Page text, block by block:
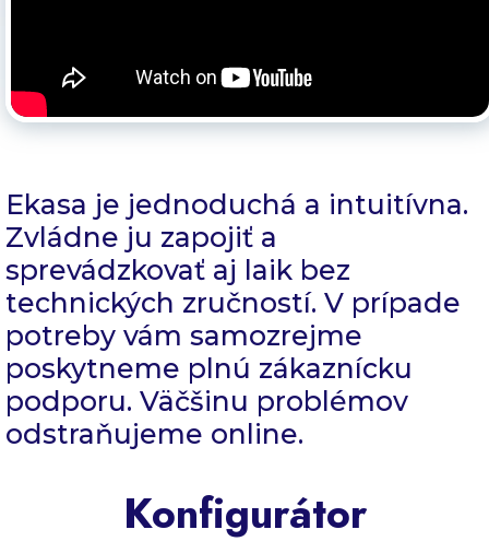
Ekasa je jednoduchá a intuitívna.
Zvládne ju zapojiť a
sprevádzkovať aj laik bez
technických zručností. V prípade
potreby vám samozrejme
poskytneme plnú zákaznícku
podporu. Väčšinu problémov
odstraňujeme online.
Konfigurátor